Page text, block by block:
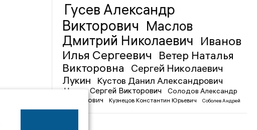
Гусев Александр
Викторович Маслов
Дмитрий Николаевич Иванов
Илья Сергеевич
Ветер Наталья
Викторовна
Сергей Николаевич
Лукин
Кустов Данил Александрович
Чижов Сергей Викторович
Солодов Александр
Михайлович
Кузнецов Константин Юрьевич
Соболев Андрей
Иванович